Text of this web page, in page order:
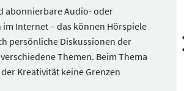
abonnierbare Audio- oder
im Internet – das können Hörspiele
persönliche Diskussionen der
Themen. Beim Thema
Kreativität keine Grenzen